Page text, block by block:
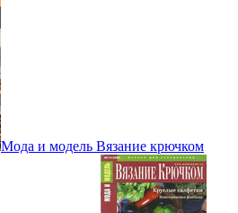
Мода и модель Вязание крючком